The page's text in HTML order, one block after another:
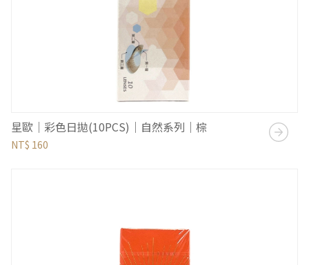
星歐｜彩色日拋(10PCS)｜自然系列｜棕
NT$ 160